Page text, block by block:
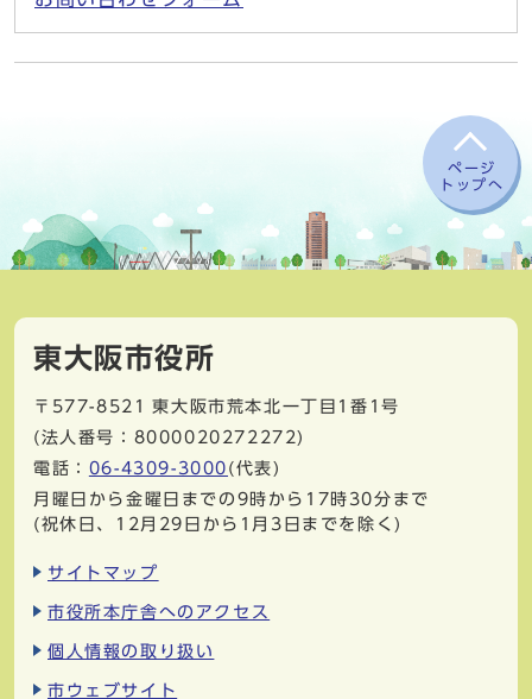
ページ
トップへ
東大阪市役所
〒577-8521
東大阪市荒本北一丁目1番1号
(法人番号：8000020272272)
電話： 06-4309-3000 (代表)
月曜日から金曜日までの9時から17時30分まで
(祝休日、12月29日から1月3日までを除く)
サイトマップ
市役所本庁舎へのアクセス
個人情報の取り扱い
市ウェブサイト